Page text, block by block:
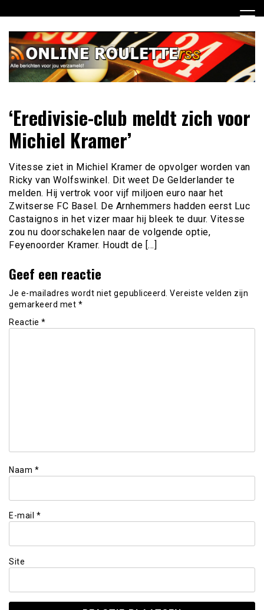
naar
inhoud
Online Roulette RSS
verzameld
‘Eredivisie-club meldt zich voor
Michiel Kramer’
Vitesse ziet in Michiel Kramer de opvolger worden van
Ricky van Wolfswinkel. Dit weet De Gelderlander te
melden. Hij vertrok voor vijf miljoen euro naar het
Zwitserse FC Basel. De Arnhemmers hadden eerst Luc
Castaignos in het vizer maar hij bleek te duur. Vitesse
zou nu doorschakelen naar de volgende optie,
Feyenoorder Kramer. Houdt de […]
Geef een reactie
Je e-mailadres wordt niet gepubliceerd. Vereiste velden zijn
gemarkeerd met *
Reactie *
Naam *
E-mail *
Site